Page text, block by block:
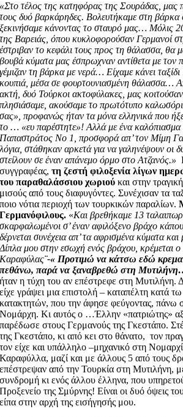
«Στο τέλος της κατηφόρας της Σουράδας, μας
τους δυό βαρκάρηδες. Βολευτήκαμε στη
ξεκινήσαμε κάνοντας το σταυρό μας… Μόλις
της Βαρειάς, όπου κυκλοφορούσαν Γερμανοί
έστριβαν το κεφάλι τους προς τη θάλασσα,
βουβά κύματα μας έσπρωχναν αντίθετα με τον
γέμιζαν τη βάρκα με νερά… Είχαμε κάνει
κουπιά, μέσα σε φουρτουνιασμένη θάλασσα…
ακτή, δυό Τούρκοι ακτοφύλακες, μας
πλησιάσαμε, ακούσαμε το πρωτότυπο
σας», προφανώς ήταν τα μόνα ελληνικά που
το … «ευ παρέστητε»! Αλλά με ένα καλόπιασμα
Παπαστράτος Νο 1, προσφορά απ’ τον Μίμη
λόγια, στάθηκαν αρκετά για να γαληνέψουν οι
στείλουν σε έναν απάνεμο όρμο στο Ατζανός.»
συγγραφέας,τη ζεστή φιλοξενία λίγων
του παραθαλάσσιου χωριού και στην
μισούς από τους διαφυγόντες. Συνέχισαν τα
ποιο νότια περιοχή των τουρκικών παραλίων.
Γερμανόφιλους. «Και βρεθήκαμε 13
σκαρφαλωμένοι σ’ έναν αφιλόξενο βράχο
δέρνεται συνέχεια απ’ τα αφρισμένα κύματα
Δίπλα μου στην εσωχή ενός βράχου, κρέμεται
Καραφύλας¨-« Προτιμώ να κάτσω εδώ
πεθάνω, παρά να ξαναβρεθώ στη
ήταν η τύχη του αν επέστρεφε στη Μυτιλήνη.
είχε γράψει μια επιστολή – καταπέλτη κατά
κατακτητών, που την άφησε φεύγοντας, πάνω
Νομάρχη. Κι αυτός ο …Έλλην «πατριώτης»
παρέδωσε στους Γερμανούς της Γκεστάπο.
της Γκεστάπο, κι από κει στο θάνατο, τον
τον είχε και υπάλληλο –μηχανικό στη
Καραφύλλα, μαζί και με άλλους 5 από τους
επέστρεψαν από την Τουρκία στη Μυτιλήνη,
συνδρομή κι ενός άλλου έλληνα, που
Προξενείο της Σμύρνης! Είναι οι δυό όψεις
είπα στην αρχή της εισήγησής μου.